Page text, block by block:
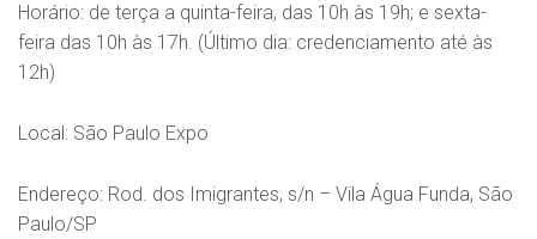
Horário: de terça a quinta-feira, das 10h às 19h; e sexta-
feira das 10h às 17h. (Último dia: credenciamento até às
12h)
Local: São Paulo Expo
Endereço: Rod. dos Imigrantes, s/n – Vila Água Funda, São
Paulo/SP